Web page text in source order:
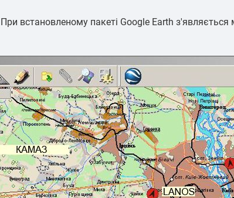
встановленому пакеті Google Earth з'являється